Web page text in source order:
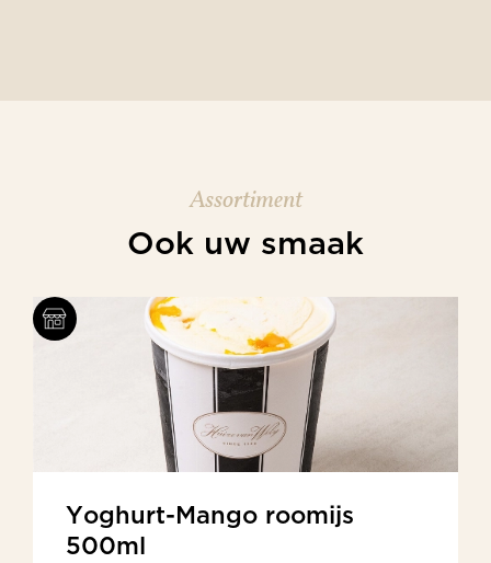
Assortiment
Ook uw smaak
Yoghurt-Mango roomijs
500ml